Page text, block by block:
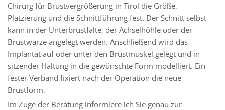
Chirurg für Brustvergrößerung in Tirol die Größe,
Platzierung und die Schnittführung fest. Der Schnitt selbst
kann in der Unterbrustfalte, der Achselhöhle oder der
Brustwarze angelegt werden. Anschließend wird das
Implantat auf oder unter den Brustmuskel gelegt und in
sitzender Haltung in die gewünschte Form modelliert. Ein
fester Verband fixiert nach der Operation die neue
Brustform.
Im Zuge der Beratung informiere ich Sie genau zur